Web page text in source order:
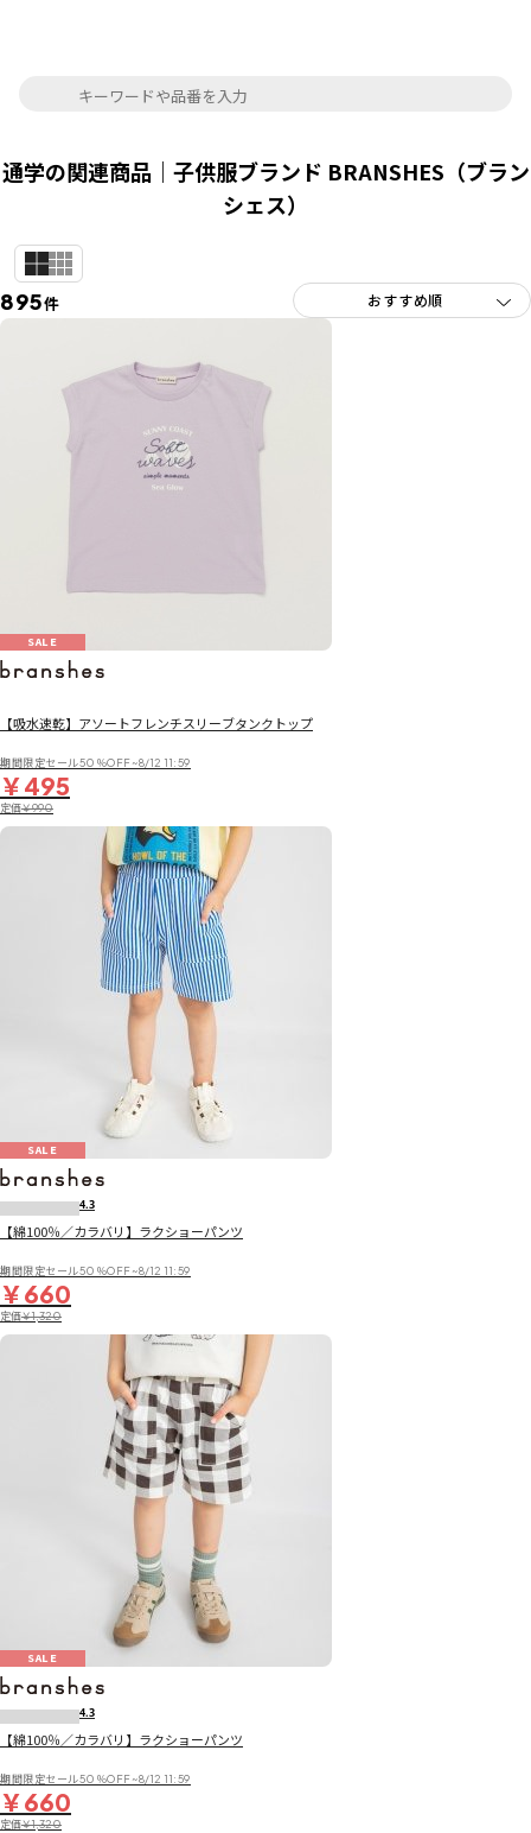
通学の関連商品｜子供服ブランド BRANSHES（ブラン
シェス）
895件
SALE
【吸水速乾】アソートフレンチスリーブタンクトップ
期間限定セール50％OFF~8/12 11:59
￥495
定価￥990
SALE
4.3
【綿100％／カラバリ】ラクショーパンツ
期間限定セール50％OFF~8/12 11:59
￥660
定価￥1,320
SALE
4.3
【綿100％／カラバリ】ラクショーパンツ
期間限定セール50％OFF~8/12 11:59
￥660
定価￥1,320